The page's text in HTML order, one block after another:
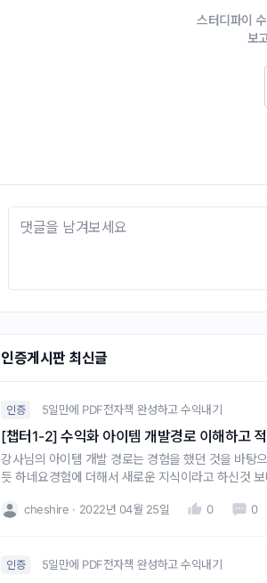
스터디파이
보
인증게시판 최신글
인증 5일만에 PDF전자책 완성하고 수익내기
[챕터1-2] 수익화 아이템 개발경로 이해하고 적
강사님의 아이템 개발 경로는 경험을 했던 것을 바탕
듯 하네요경험에 더해서 새로운 지식이라고 하신것
cheshire 2022년 04월 25일 0 0
인증 5일만에 PDF전자책 완성하고 수익내기